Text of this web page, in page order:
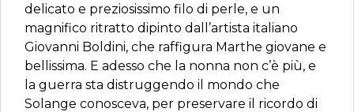
delicato e preziosissimo filo di perle, e un
magnifico ritratto dipinto dall’artista italiano
Giovanni Boldini, che raffigura Marthe giovane e
bellissima. E adesso che la nonna non c’è più, e
la guerra sta distruggendo il mondo che
Solange conosceva, per preservare il ricordo di